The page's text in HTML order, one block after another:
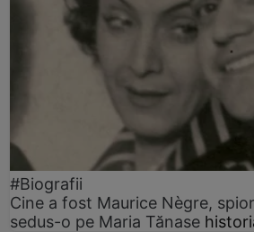
#Biografii
Cine a fost Maurice Nègre,
sedus-o pe Maria Tănase